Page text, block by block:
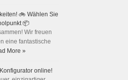
🚲 Wählen Sie
📦
Wir freuen
eine fantastische
More »
online!